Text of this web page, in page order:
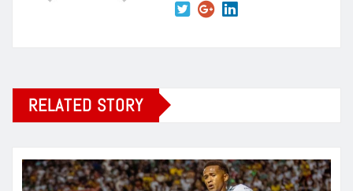
RELATED STORY